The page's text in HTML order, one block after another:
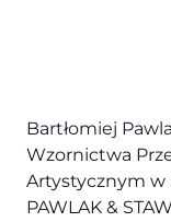
Bartłomiej
Wzornictwa
Artystycznym w
PAWLAK &